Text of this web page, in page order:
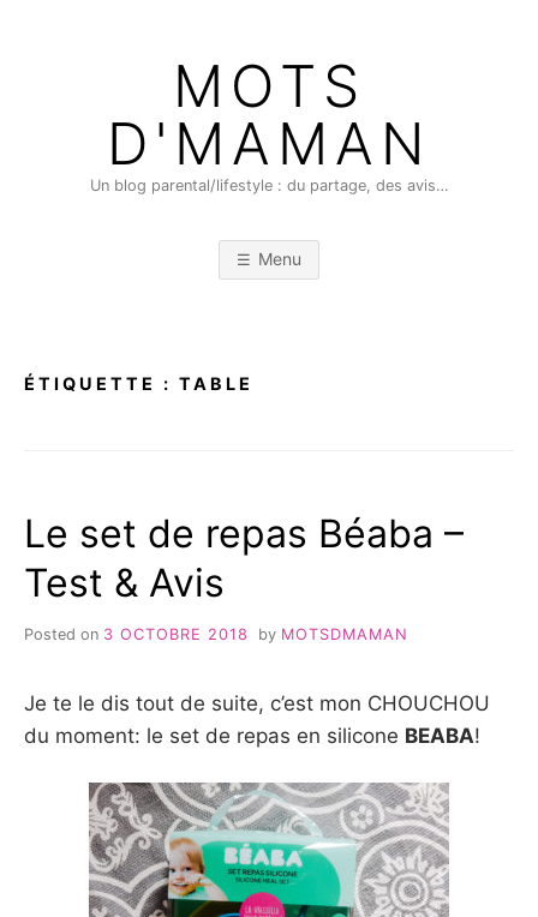
MOTS
D'MAMAN
Un blog parental/lifestyle : du partage, des avis…
Menu
ÉTIQUETTE : TABLE
Le set de repas Béaba –
Test & Avis
Posted on 3 OCTOBRE 2018 by MOTSDMAMAN
Je te le dis tout de suite, c’est mon CHOUCHOU
du moment: le set de repas en silicone BEABA!